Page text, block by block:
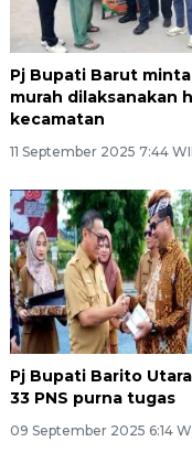
Pj Bupati Barut
murah dilaksanakan
kecamatan
11 September 2025 7:44
Pj Bupati Barito
33 PNS purna tugas
09 September 2025 6:14